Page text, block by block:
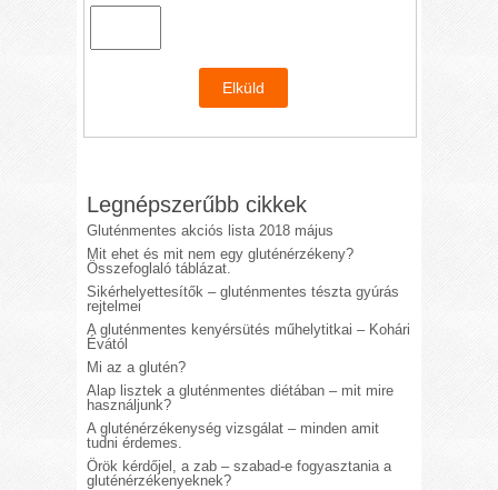
Legnépszerűbb cikkek
Gluténmentes akciós lista 2018 május
Mit ehet és mit nem egy gluténérzékeny?
Összefoglaló táblázat.
Sikérhelyettesítők – gluténmentes tészta gyúrás
rejtelmei
A gluténmentes kenyérsütés műhelytitkai – Kohári
Évától
Mi az a glutén?
Alap lisztek a gluténmentes diétában – mit mire
használjunk?
A gluténérzékenység vizsgálat – minden amit
tudni érdemes.
Örök kérdőjel, a zab – szabad-e fogyasztania a
gluténérzékenyeknek?